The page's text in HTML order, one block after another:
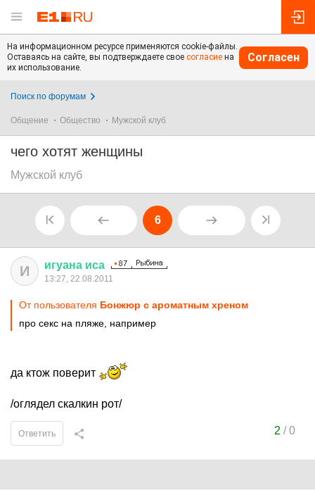
На информационном ресурсе применяются cookie-файлы.
Оставаясь на сайте, вы подтверждаете свое согласие на
их использование.
Согласен
Поиск по форумам
Общение Общество Мужской клуб
чего хотят женщины
Мужской клуб
6
И игуана иса
13:27, 22.08.2011
От пользователя Бонжюр с ароматным хреном
про секс на пляже, например
да ктож поверит
/оглядел скалкин рот/
2 /0
Ответить